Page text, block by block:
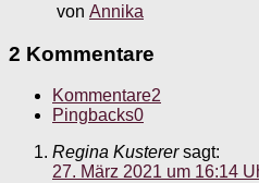
von Annika
2 Kommentare
Kommentare2
Pingbacks0
Regina Kusterer sagt:
27. März 2021 um 16:14